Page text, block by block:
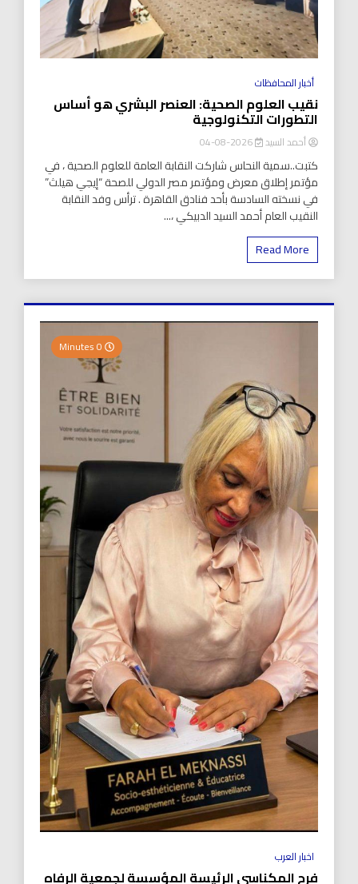
أخبار المحافظات
نقيب العلوم الصحية: العنصر البشري هو أساس
التطورات التكنولوجية
أحمد السيد 2026-08-04
كتبت..سمية النحاس شاركت النقابة العامة للعلوم الصحية ، في
مؤتمر إطلاق معرض ومؤتمر مصر الدولي للصحة “إيجي هيلث”
في نسخته السادسة بأحد فنادق القاهرة . ترأس وفد النقابة
النقيب العام أحمد السيد الدبيكي ،...
Read More
اخبار العرب
فرح المكناسي الرئيسة المؤسسة لجمعية الرفاه